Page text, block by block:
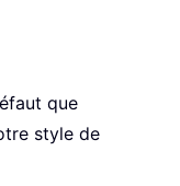
que
style de